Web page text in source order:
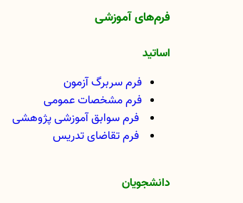
فرم‌های آموزشی
اساتید
فرم سربرگ آزمون
فرم مشخصات عمومی
دانشجویان